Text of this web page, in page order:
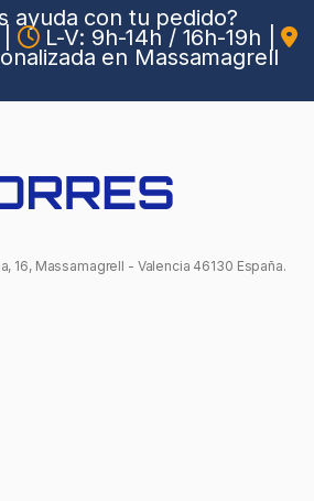
ayuda con tu pedido?
L-V: 9h-14h / 16h-19h
en Massamagrell
16, Massamagrell - Valencia 46130 España.